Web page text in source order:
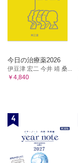
今日の治療薬2026
伊豆津 宏二 今井 靖 桑...
￥4,840
4